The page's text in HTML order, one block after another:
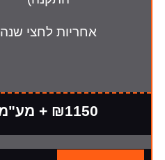
אחריות לחצי שנה
₪1150 + מע"מ